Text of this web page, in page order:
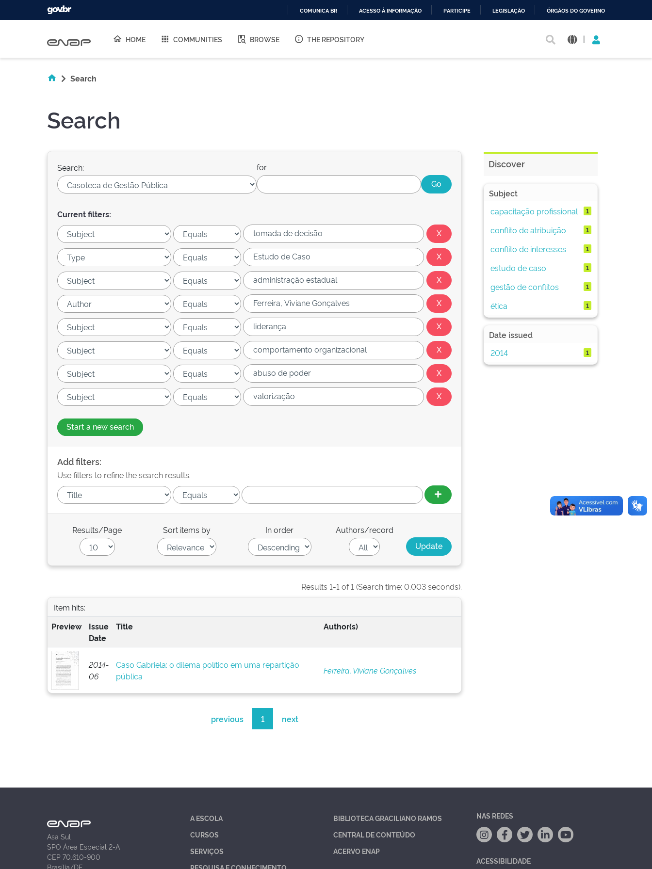
O
COMUNICA BR ACESSO À INFORMAÇÃO PARTICIPE LEGISLAÇÃO ÓRGÃOS DO GOVERNO
HOME COMMUNITIES BROWSE THE REPOSITORY |
Search
Search
Search: for
Current filters:
Start a new search
Add filters:
Use filters to refine the search results.
Results/Page Sort items by In order Authors/record
Results 1-1 of 1 (Search time: 0.003 seconds).
Item hits:
Preview
Issue
Date
Title Author(s)
2014-
06
Caso Gabriela: o dilema político em uma repartição
pública
Ferreira, Viviane Gonçalves
previous 1 next
Discover
Subject
capacitação profissional
1
conflito de atribuição 1
conflito de interesses 1
estudo de caso 1
gestão de conflitos 1
ética 1
Date issued
2014
1
Asa Sul
SPO Área Especial 2-A
CEP 70.610-900
Brasília/DF
A ESCOLA
CURSOS
SERVIÇOS
BIBLIOTECA GRACILIANO RAMOS
CENTRAL DE CONTEÚDO
ACERVO ENAP
NAS REDES
ACESSIBILIDADE